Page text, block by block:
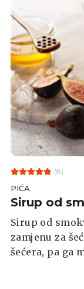
(8)
PIĆA
Sirup od
Sirup od
zamjenu za
šećera, pa ga